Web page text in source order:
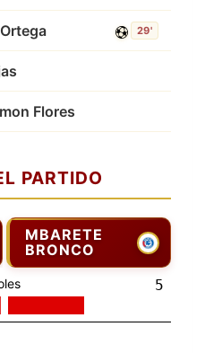
29'
Flores
PARTIDO
MBARETE
BRONCO
5